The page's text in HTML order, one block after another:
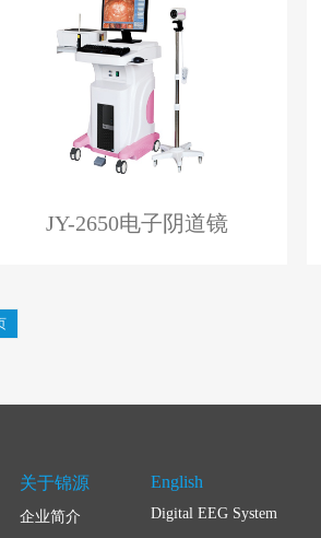
JY-2650电子阴道镜
关于锦源
企业简介
English
Digital EEG System